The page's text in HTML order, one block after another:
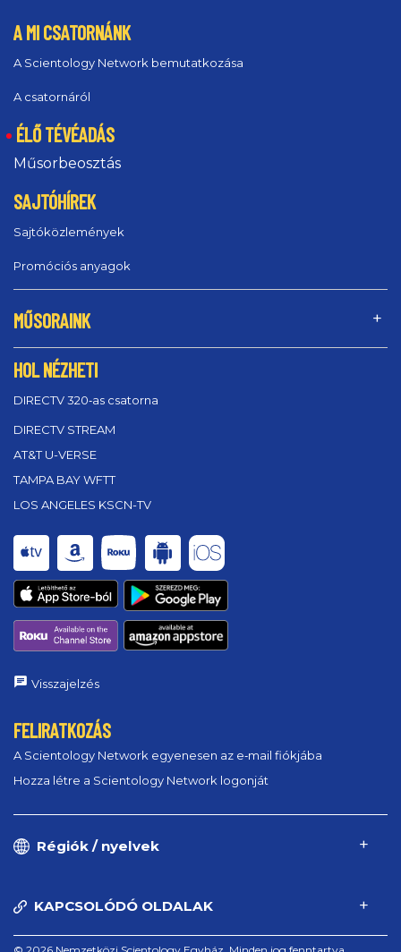
A MI CSATORNÁNK
A Scientology Network bemutatkozása
A csatornáról
ÉLŐ TÉVÉADÁS
Műsorbeosztás
SAJTÓHÍREK
Sajtóközlemények
Promóciós anyagok
MŰSORAINK
HOL NÉZHETI
DIRECTV 320‑as csatorna
DIRECTV STREAM
AT&T U-VERSE
TAMPA BAY WFTT
LOS ANGELES KSCN-TV
Visszajelzés
FELIRATKOZÁS
A Scientology Network egyenesen az e‑mail fiókjába
Hozza létre a Scientology Network logonját
Régiók / nyelvek
KAPCSOLÓDÓ OLDALAK